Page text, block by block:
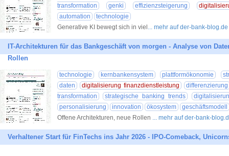
transformation
genki effizienzsteigerung
automation
technologie
Generative KI bewegt sich in viel ... mehr auf der-bank-blog.de
IT-Architekturen für das Bankgeschäft von morgen - Analyse von
Rollen
technologie kernbankensystem plattformökonomie
daten
digitalisierung finanzdienstleistung
differenzierung
transformation
strategische banking trends
personalisierung
innovation ökosystem
geschäftsmodell
Offene Architekturen, neue Rollen ... mehr auf der-bank-
Verhaltener Start für FinTechs ins Jahr 2026 - IPO-Comeback,